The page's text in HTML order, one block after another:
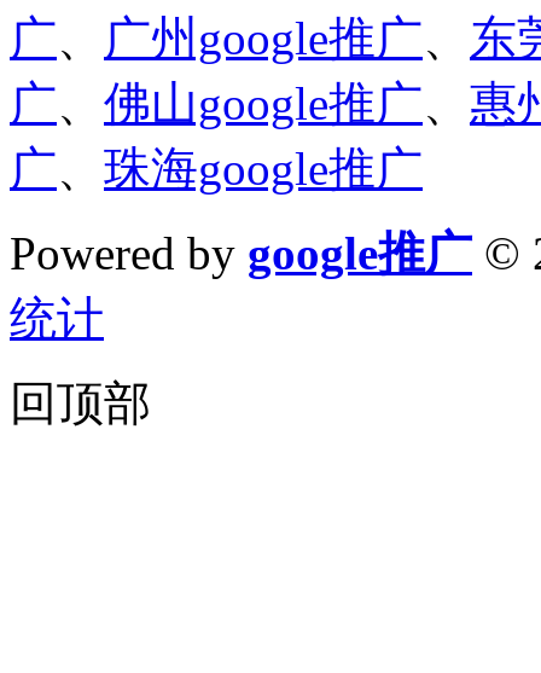
广、 广州google推广、 东
广、 佛山google推广、 惠
广、 珠海google推广
Powered by google推广©
统计
回顶部